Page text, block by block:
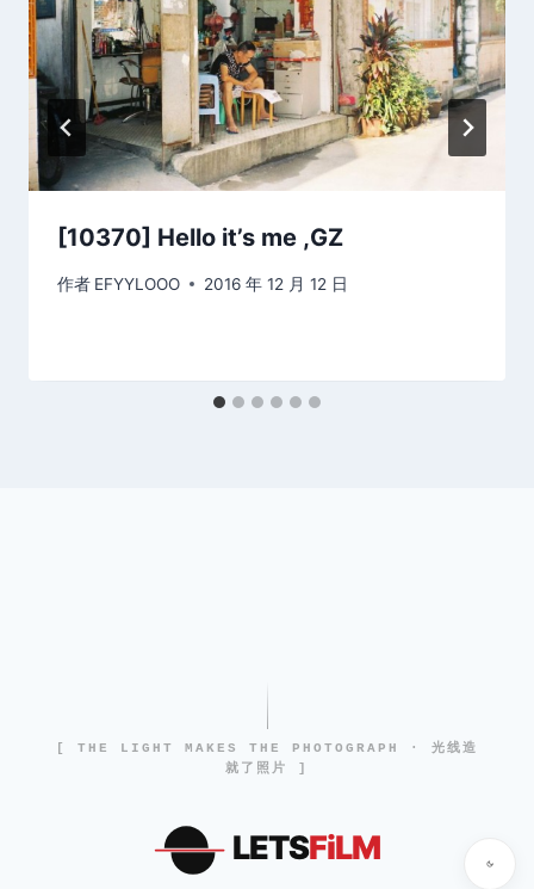
[10370] Hello it’s me ,GZ
作者 EFYYLOOO 2016 年 12 月 12 日
[ THE LIGHT MAKES THE PHOTOGRAPH · 光线造
就了照片 ]
LETSFiLM